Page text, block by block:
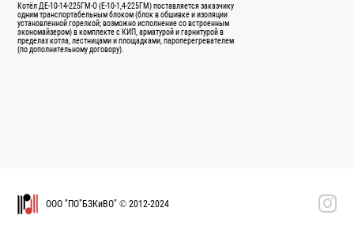
Котёл ДЕ-10-14-225ГМ-О (Е-10-1,4-225ГМ) поставляется заказчику
одним транспортабельным блоком (блок в обшивке и изоляции
установленной горелкой; возможно исполнение со встроенным
экономайзером) в комплекте с КИП, арматурой и гарнитурой в
пределах котла, лестницами и площадками, пароперегревателем
(по дополнительному договору).
ООО "ПО"БЗКиВО" © 2012-2024